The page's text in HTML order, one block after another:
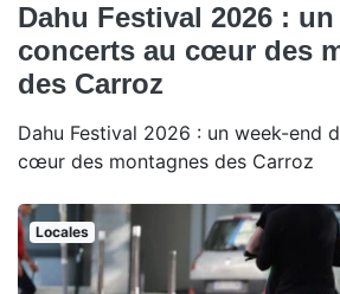
Dahu Festival 2026 :
concerts au cœur des
des Carroz
Dahu Festival 2026 : un week-end
cœur des montagnes des Carroz
Locales